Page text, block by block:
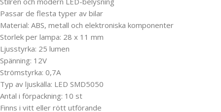
Passar de flesta typer av bilar
Material: ABS, metall och elektroniska komponenter
Storlek per lampa: 28 x 11 mm
Ljusstyrka: 25 lumen
Spänning: 12V
Strömstyrka: 0,7A
Typ av ljuskälla: LED SMD5050
Antal i förpackning: 10 st
Finns i vitt eller rött utförande